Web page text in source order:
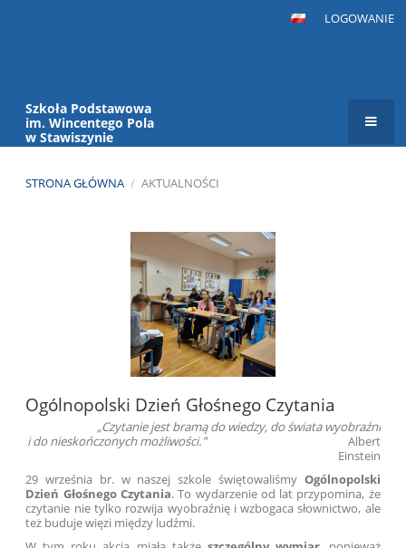
LOGOWANIE
Szkoła Podstawowa
im. Wincentego Pola
w Stawiszynie
STRONA GŁÓWNA / AKTUALNOŚCI
Ogólnopolski Dzień Głośnego Czytania
„Czytanie jest bramą do wiedzy, do świata wyobraźni
i do nieskończonych możliwości.”Albert
Einstein
29 września br. w naszej szkole świętowaliśmy Ogólnopolski
Dzień Głośnego Czytania. To wydarzenie od lat przypomina, że
czytanie nie tylko rozwija wyobraźnię i wzbogaca słownictwo, ale
też buduje więzi między ludźmi.